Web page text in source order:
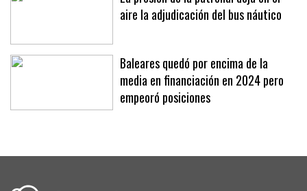
La presión de la patronal deja en el
Baleares quedó por encima de la
media en financiación en 2024 pero